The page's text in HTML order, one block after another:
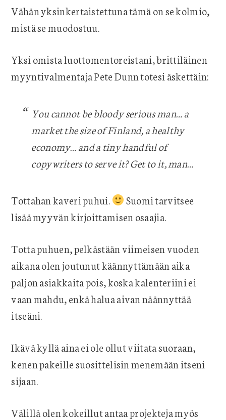
Vähän yksinkertaistettuna tämä on se kolmio,
mistä se muodostuu.
Yksi omista luottomentoreistani, brittiläinen
myyntivalmentaja Pete Dunn totesi äskettäin:
You cannot be bloody serious man… a
market the size of Finland, a healthy
economy… and a tiny handful of
copywriters to serve it? Get to it, man…
Tottahan kaveri puhui.
Suomi tarvitsee
lisää myyvän kirjoittamisen osaajia.
Totta puhuen, pelkästään viimeisen vuoden
aikana olen joutunut käännyttämään aika
paljon asiakkaita pois, koska kalenteriini ei
vaan mahdu, enkä halua aivan näännyttää
itseäni.
Ikävä kyllä aina ei ole ollut viitata suoraan,
kenen pakeille suosittelisin menemään itseni
sijaan.
Välillä olen kokeillut antaa projekteja myös